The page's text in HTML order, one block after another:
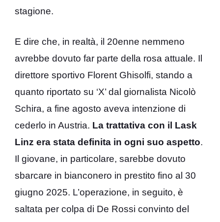
stagione.
E dire che, in realtà, il 20enne nemmeno
avrebbe dovuto far parte della rosa attuale. Il
direttore sportivo Florent Ghisolfi, stando a
quanto riportato su ‘X’ dal giornalista Nicolò
Schira, a fine agosto aveva intenzione di
cederlo in Austria. La trattativa con il Lask
Linz era stata definita in ogni suo aspetto.
Il giovane, in particolare, sarebbe dovuto
sbarcare in bianconero in prestito fino al 30
giugno 2025. L’operazione, in seguito, è
saltata per colpa di De Rossi convinto del